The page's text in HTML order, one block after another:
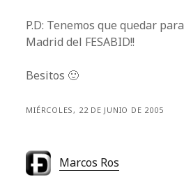
P.D: Tenemos que quedar
Madrid del FESABID!!
Besitos 🙂
MIÉRCOLES, 22 DE JUNIO DE 2005
Marcos Ros